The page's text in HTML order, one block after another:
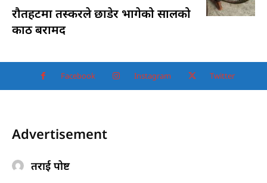
रौतहटमा तस्करले छाडेर भागेको सालको
काठ बरामद
Facebook Instagram Twitter